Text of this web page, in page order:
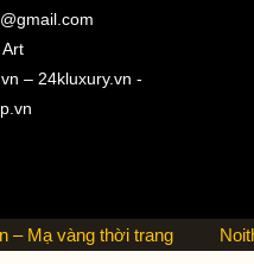
– 24kluxury.vn -
– Mạ vàng thời trang